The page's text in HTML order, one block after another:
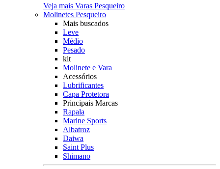
Veja mais Varas Pesqueiro
Molinetes Pesqueiro
Mais buscados
Leve
Médio
Pesado
kit
Molinete e Vara
Acessórios
Lubrificantes
Capa Protetora
Principais Marcas
Rapala
Marine Sports
Albatroz
Daiwa
Saint Plus
Shimano